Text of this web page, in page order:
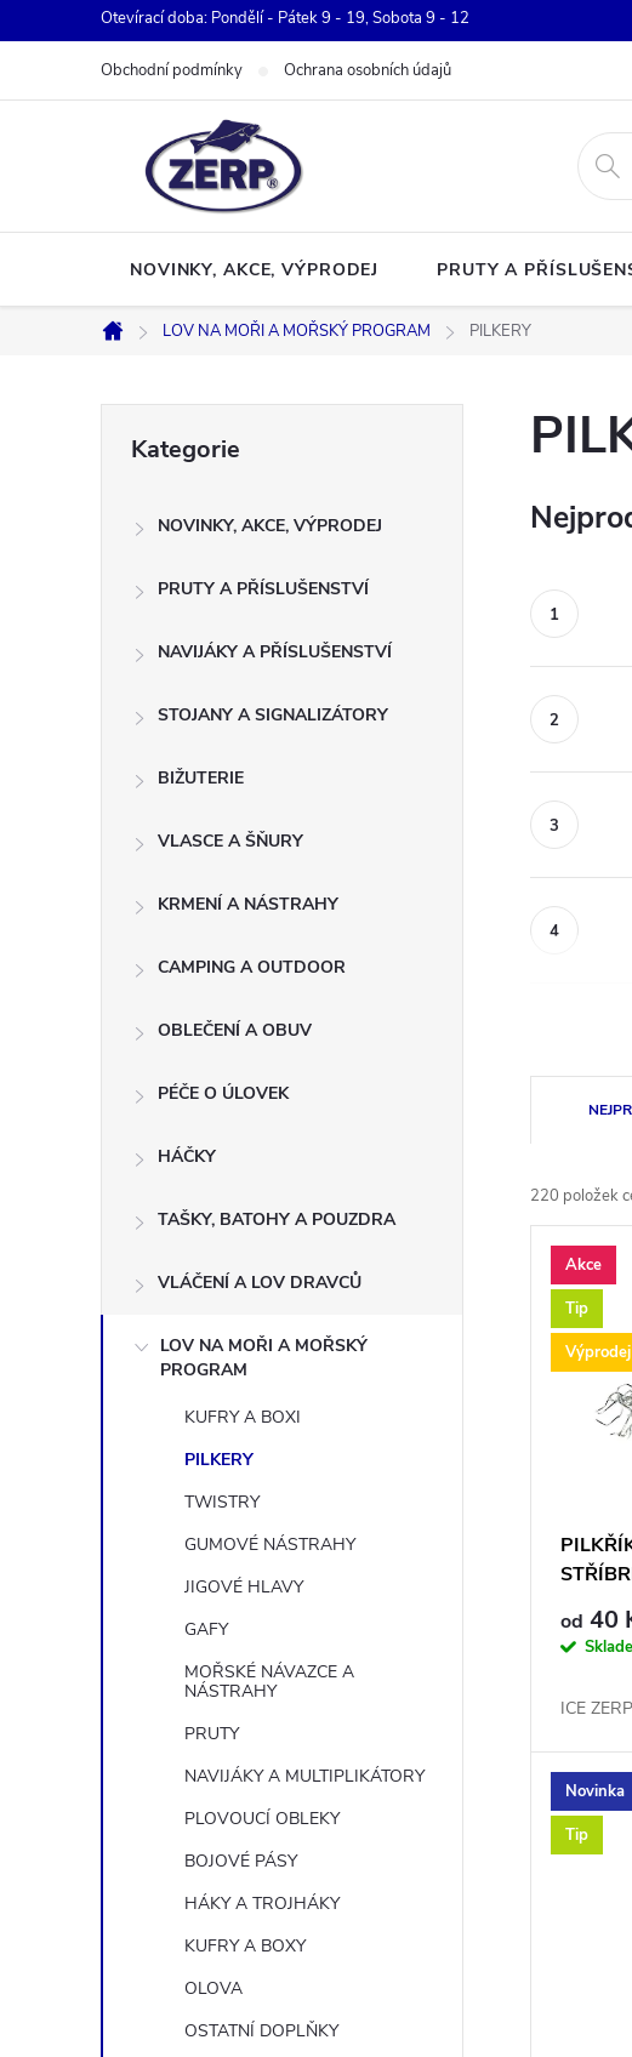
na
Otevírací doba: Pondělí - Pátek 9 - 19, Sobota 9 - 12
Obchodní podmínky Ochrana osobních údajů
NOVINKY, AKCE, VÝPRODEJ PRUTY A
Domů
LOV NA MOŘI A MOŘSKÝ PROGRAM PILKERY
kategorie
Kategorie
NOVINKY, AKCE, VÝPRODEJ
PRUTY A PŘÍSLUŠENSTVÍ
NAVIJÁKY A PŘÍSLUŠENSTVÍ
STOJANY A SIGNALIZÁTORY
BIŽUTERIE
VLASCE A ŠŇURY
KRMENÍ A NÁSTRAHY
CAMPING A OUTDOOR
OBLEČENÍ A OBUV
PÉČE O ÚLOVEK
HÁČKY
TAŠKY, BATOHY A POUZDRA
VLÁČENÍ A LOV DRAVCŮ
LOV NA MOŘI A MOŘSKÝ
PROGRAM
KUFRY A BOXI
PILKERY
TWISTRY
GUMOVÉ NÁSTRAHY
JIGOVÉ HLAVY
GAFY
MOŘSKÉ NÁVAZCE A
NÁSTRAHY
PRUTY
NAVIJÁKY A MULTIPLIKÁTORY
PLOVOUCÍ OBLEKY
BOJOVÉ PÁSY
HÁKY A TROJHÁKY
KUFRY A BOXY
OLOVA
OSTATNÍ DOPLŇKY
a
z
e
n
k
220 položek
V
ý
p
d
u
k
Akce
Tip
Výprodej
JAKO
GRAMŮ
od 40
ICE ZERP
Novinka
Tip